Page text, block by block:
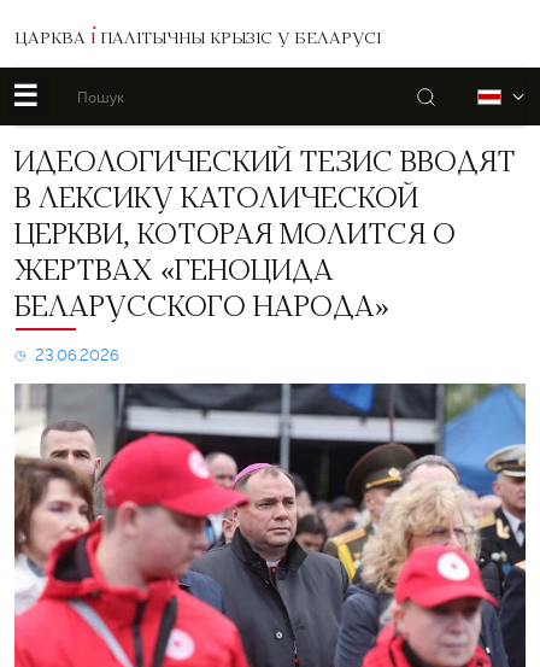
ЦАРКВА І ПАЛІТЫЧНЫ КРЫЗІС У БЕЛАРУСІ
☰ Пошук
Идеологический
тезис
вводят
в
лексику
Католической
церкви,
которая
о
жертвах
«геноцида
беларусского
народа»
ИДЕОЛОГИЧЕСКИЙ ТЕЗИС ВВОДЯТ
В ЛЕКСИКУ КАТОЛИЧЕСКОЙ
ЦЕРКВИ, КОТОРАЯ МОЛИТСЯ О
ЖЕРТВАХ «ГЕНОЦИДА
БЕЛАРУССКОГО НАРОДА»
23.06.2026